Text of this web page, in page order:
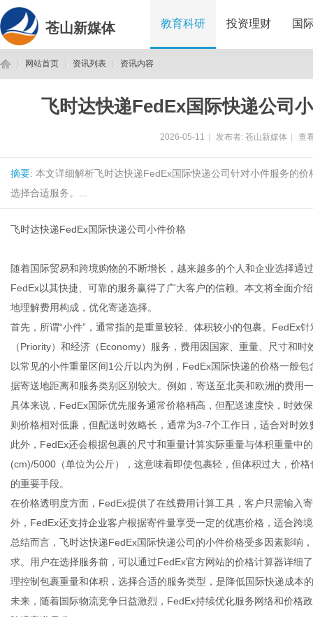
苍山新媒体 教育科研 投资理财 国
网站首页 资讯列表 资讯内容
飞时达快递FedEx国际快递公司
2026-05-11 发布者: 苍山新媒体 查
摘要: 本文详细解析飞时达快递FedEx国际快递公司针对小件服务的
选择合适服务。...
飞时达快递FedEx国际快递公司小件价格
随着国际贸易和跨境购物的不断增长，越来越多的个人和企业选择通
FedEx以其快捷、可靠的服务赢得了广大客户的信赖。本文将全面介
地理解费用构成，优化寄递选择。
首先，所谓“小件”，通常指的是重量较轻、体积较小的包裹。FedEx
（Priority）和经济（Economy）服务，费用因国家、重量、尺寸和时
以常见的小件重量区间1公斤以内为例，FedEx国际快递的价格一般
据寄送地距离和服务类别区别较大。例如，寄送至北美和欧洲的费用
具体来说，FedEx国际优先服务通常价格稍高，但配送速度快，时效
则价格相对低廉，但配送时效略长，通常为3-7个工作日，适合对时效
此外，FedEx还会根据包裹的尺寸和重量计算实际重量与体积重量中
(cm)/5000（单位为公斤），这意味着即使包裹轻，但体积过大，价
的重要手段。
在价格透明度方面，FedEx提供了在线费用计算工具，客户只需输入
外，FedEx还支持企业客户根据寄件量享受一定的优惠价格，适合跨
总结而言，飞时达快递FedEx国际快递公司的小件价格受多因素影响
求。用户在选择服务前，可以通过FedEx官方网站的价格计算器详细
理控制包裹重量和体积，选择合适的服务类型，是降低国际快递成本
未来，随着国际物流竞争日益激烈，FedEx持续优化服务网络和价格